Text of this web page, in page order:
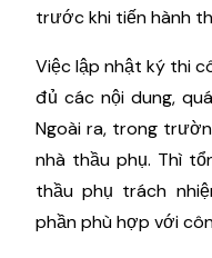
trước khi tiến hành
Việc lập nhật ký thi
đủ các nội dung,
Ngoài ra, trong
nhà thầu phụ. Thì
thầu phụ trách
phần phù hợp với